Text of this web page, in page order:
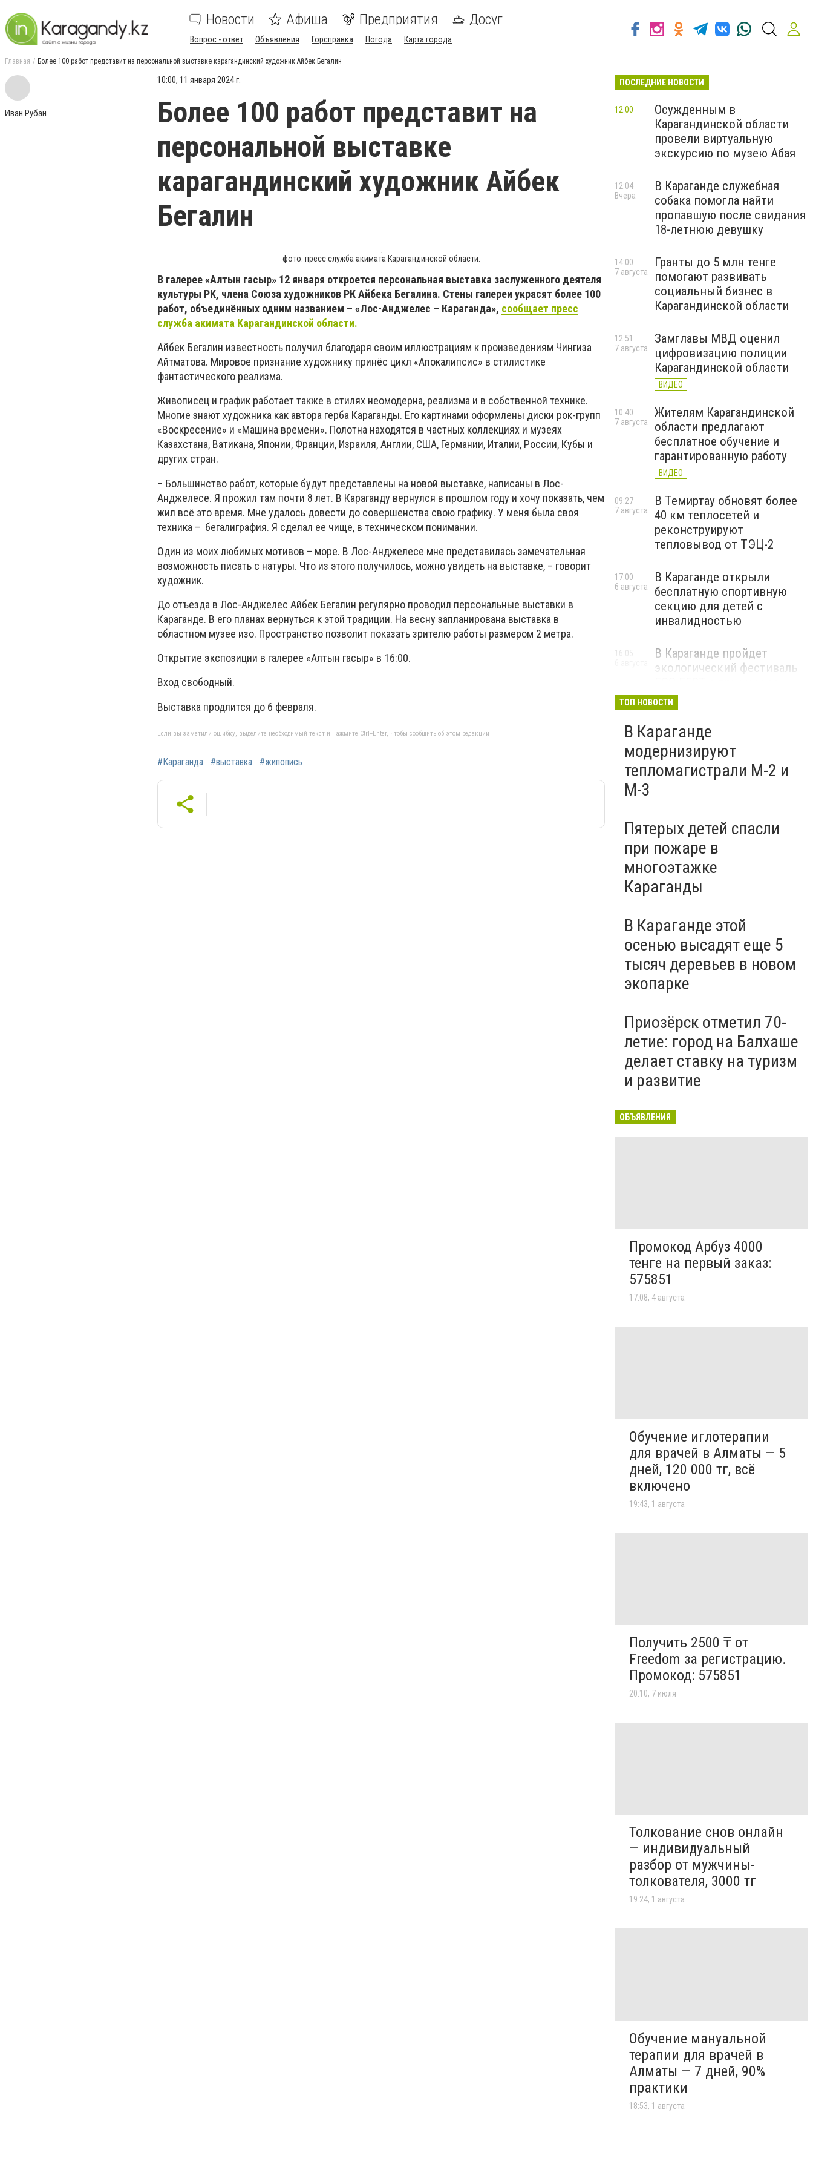
Новости Афиша Предприятия Досуг
Вопрос - ответ Объявления Горсправка Погода Карта города
Главная Более 100 работ представит на персональной выставке карагандинский художник Айбек Бегалин
Иван Рубан
10:00, 11 января 2024 г.
Более 100 работ представит на
персональной выставке
карагандинский художник Айбек
Бегалин
фото: пресс служба акимата Карагандинской области.
В галерее «Алтын гасыр» 12 января откроется персональная выставка заслуженного деятеля
культуры РК, члена Союза художников РК Айбека Бегалина. Стены галереи украсят более 100
работ, объединённых одним названием – «Лос-Анджелес – Караганда», сообщает пресс
служба акимата Карагандинской области.
Айбек Бегалин известность получил благодаря своим иллюстрациям к произведениям Чингиза
Айтматова. Мировое признание художнику принёс цикл «Апокалипсис» в стилистике
фантастического реализма.
Живописец и график работает также в стилях неомодерна, реализма и в собственной технике.
Многие знают художника как автора герба Караганды. Его картинами оформлены диски рок-групп
«Воскресение» и «Машина времени». Полотна находятся в частных коллекциях и музеях
Казахстана, Ватикана, Японии, Франции, Израиля, Англии, США, Германии, Италии, России, Кубы и
других стран.
– Большинство работ, которые будут представлены на новой выставке, написаны в Лос-
Анджелесе. Я прожил там почти 8 лет. В Караганду вернулся в прошлом году и хочу показать, чем
жил всё это время. Мне удалось довести до совершенства свою графику. У меня была своя
техника – бегалиграфия. Я сделал ее чище, в техническом понимании.
Один из моих любимых мотивов – море. В Лос-Анджелесе мне представилась замечательная
возможность писать с натуры. Что из этого получилось, можно увидеть на выставке, – говорит
художник.
До отъезда в Лос-Анджелес Айбек Бегалин регулярно проводил персональные выставки в
Караганде. В его планах вернуться к этой традиции. На весну запланирована выставка в
областном музее изо. Пространство позволит показать зрителю работы размером 2 метра.
Открытие экспозиции в галерее «Алтын гасыр» в 16:00.
Вход свободный.
Выставка продлится до 6 февраля.
Если вы заметили ошибку, выделите необходимый текст и нажмите Ctrl+Enter, чтобы сообщить об этом редакции
#Караганда #выставка #жипопись
ПОСЛЕДНИЕ НОВОСТИ
Осужденным в
Карагандинской области
провели виртуальную
экскурсию по музею Абая
12:00
В Караганде служебная
собака помогла найти
пропавшую после свидания
18-летнюю девушку
12:04
Вчера
Гранты до 5 млн тенге
помогают развивать
социальный бизнес в
Карагандинской области
14:00
7 августа
Замглавы МВД оценил
цифровизацию полиции
Карагандинской области
ВИДЕО
12:51
7 августа
Жителям Карагандинской
области предлагают
бесплатное обучение и
гарантированную работу
ВИДЕО
10:40
7 августа
В Темиртау обновят более
40 км теплосетей и
реконструируют
тепловывод от ТЭЦ-2
09:27
7 августа
В Караганде открыли
бесплатную спортивную
секцию для детей с
инвалидностью
17:00
6 августа
В Караганде пройдет
экологический фестиваль
пластиковые бутылки
16:05
ТОП НОВОСТИ
В Караганде
модернизируют
тепломагистрали М-2 и
М-3
Пятерых детей спасли
при пожаре в
многоэтажке
Караганды
В Караганде этой
осенью высадят еще 5
тысяч деревьев в новом
экопарке
Приозёрск отметил 70-
летие: город на Балхаше
делает ставку на туризм
и развитие
ОБЪЯВЛЕНИЯ
Промокод Арбуз 4000
тенге на первый заказ:
575851
17:08, 4 августа
Обучение иглотерапии
для врачей в Алматы — 5
дней, 120 000 тг, всё
включено
19:43, 1 августа
Получить 2500 ₸ от
Freedom за регистрацию.
Промокод: 575851
20:10, 7 июля
Толкование снов онлайн
— индивидуальный
разбор от мужчины-
толкователя, 3000 тг
19:24, 1 августа
Обучение мануальной
терапии для врачей в
Алматы — 7 дней, 90%
практики
18:53, 1 августа